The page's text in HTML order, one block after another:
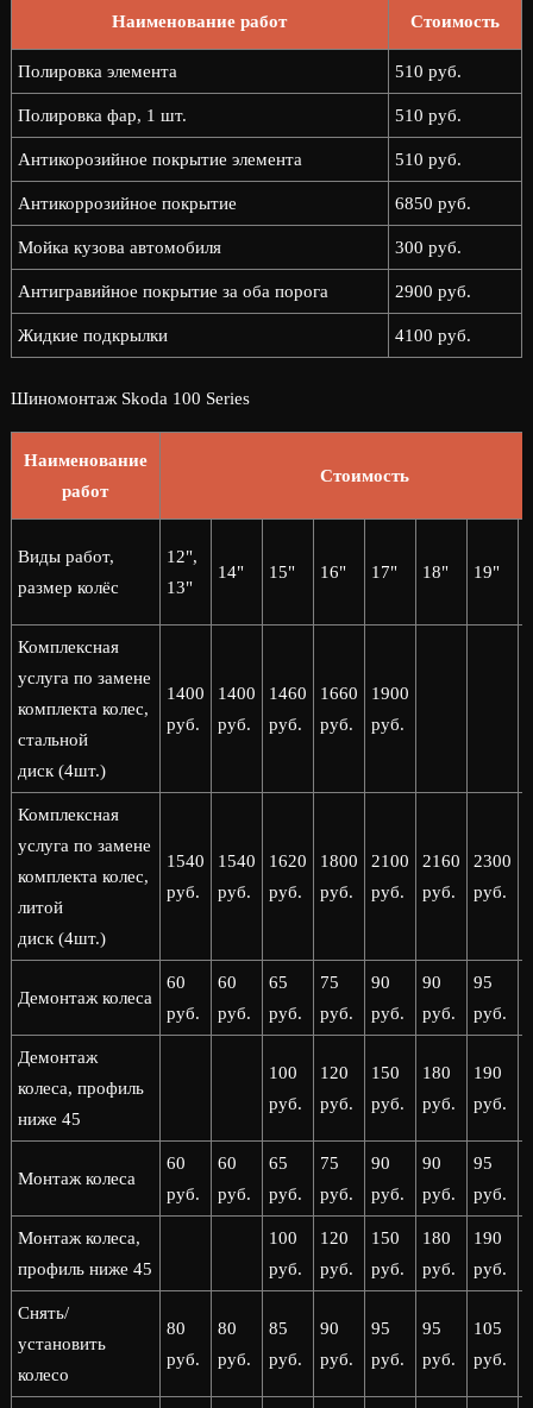
Наименование работ Стоимость
Полировка элемента 510 руб.
Полировка фар, 1 шт. 510 руб.
Антикорозийное покрытие элемента 510 руб.
Антикоррозийное покрытие 6850 руб.
Мойка кузова автомобиля 300 руб.
Антигравийное покрытие за оба порога 2900 руб.
Жидкие подкрылки 4100 руб.
Шиномонтаж Skoda 100 Series
Наименование
работ
Стоимость
Виды работ,
размер колёс
12",
13"
14" 15" 16" 17" 18" 19"
Комплексная
услуга по замене
комплекта колес,
стальной
диск (4шт.)
1400
руб.
1400
руб.
1460
руб.
1660
руб.
1900
руб.
Комплексная
услуга по замене
комплекта колес,
литой
диск (4шт.)
1540
руб.
1540
руб.
1620
руб.
1800
руб.
2100
руб.
2160
руб.
2300
руб.
Демонтаж колеса
60
руб.
60
руб.
65
руб.
75
руб.
90
руб.
90
руб.
95
руб.
Демонтаж
колеса, профиль
ниже 45
100
руб.
120
руб.
150
руб.
180
руб.
190
руб.
Монтаж колеса
60
руб.
60
руб.
65
руб.
75
руб.
90
руб.
90
руб.
95
руб.
Монтаж колеса,
профиль ниже 45
100
руб.
120
руб.
150
руб.
180
руб.
190
руб.
Снять/
установить
колесо
80
руб.
80
руб.
85
руб.
90
руб.
95
руб.
95
руб.
105
руб.